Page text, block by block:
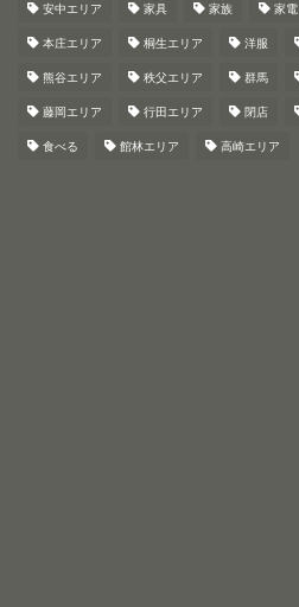
安中エリア 家具 家族 家電
本庄エリア 桐生エリア 洋服
熊谷エリア 秩父エリア 群馬
藤岡エリア 行田エリア 閉店
食べる 館林エリア 高崎エリア